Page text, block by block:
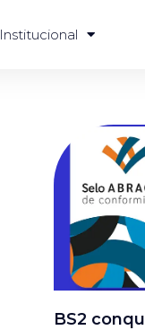
Institucional
BS2